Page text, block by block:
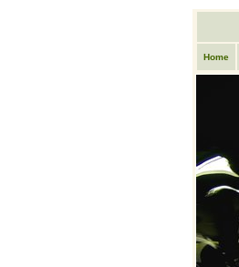
Home